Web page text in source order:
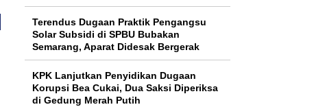
Terendus Dugaan Praktik Pengangsu
Solar Subsidi di SPBU Bubakan
Semarang, Aparat Didesak Bergerak
KPK Lanjutkan Penyidikan Dugaan
Korupsi Bea Cukai, Dua Saksi Diperiksa
di Gedung Merah Putih